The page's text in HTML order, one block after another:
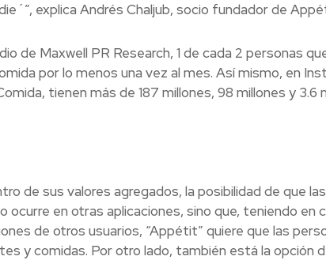
explica Andrés Chaljub, socio fundador de
de Maxwell PR Research, 1 de cada 2 personas
por lo menos una vez al mes. Así mismo, en
tienen más de 187 millones, 98 millones y 3.6
de sus valores agregados, la posibilidad de que
ocurre en otras aplicaciones, sino que, teniendo en
de otros usuarios, “Appétit” quiere que las
y comidas. Por otro lado, también está la opción